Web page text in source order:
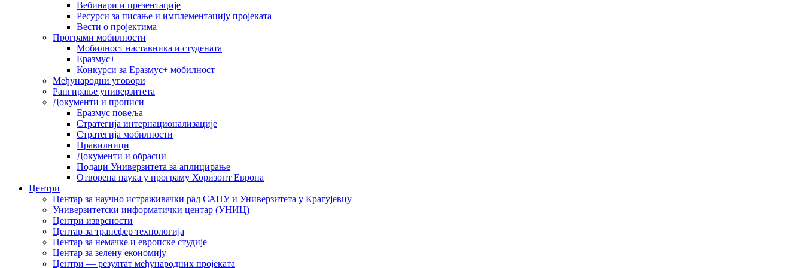
Вебинари и презентације
Ресурси за писање и имплементацију пројеката
Вести о пројектима
Програми мобилности
Мобилност наставника и студената
Еразмус+
Конкурси за Еразмус+ мобилност
Међународни уговори
Рангирање универзитета
Документи и прописи
Еразмус повеља
Стратегија интернационализације
Стратегија мобилности
Правилници
Документи и обрасци
Подаци Универзитета за аплицирање
Отворена наука у програму Хоризонт Европа
Центри
Центар за научно истраживачки рад САНУ и Универзитета у Крагујевцу
Универзитетски информатички центар (УНИЦ)
Центри изврсности
Центар за трансфер технологија
Центар за немачке и европске студије
Центар за зелену економију
Центри — резултат међународних пројеката